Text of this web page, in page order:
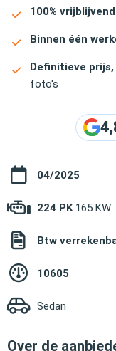
100%
Binnen één
Definitieve
foto's
04/2025
224 PK 165 KW
Btw
10605
Sedan
Over de